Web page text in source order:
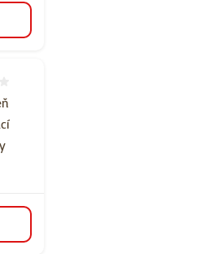
košíka
košíka